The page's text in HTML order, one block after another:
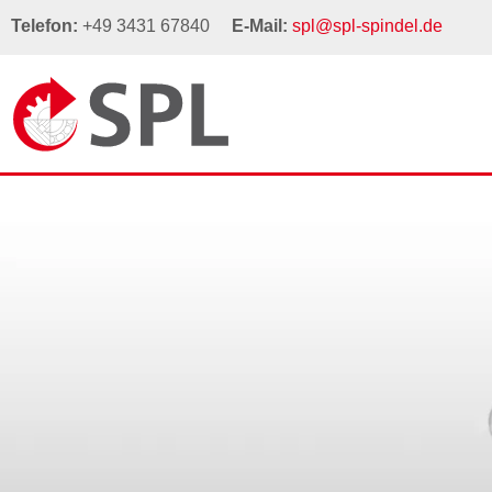
Telefon: +49 3431 67840 E-Mail: spl@spl-spindel.de